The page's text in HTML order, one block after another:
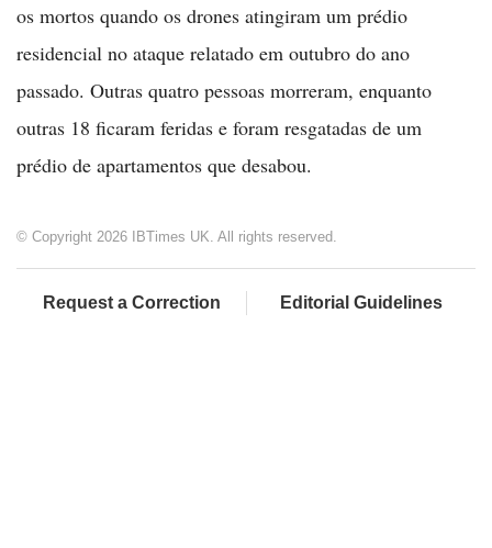
os mortos quando os drones atingiram um prédio
residencial no ataque relatado em outubro do ano
passado. Outras quatro pessoas morreram, enquanto
outras 18 ficaram feridas e foram resgatadas de um
prédio de apartamentos que desabou.
© Copyright 2026 IBTimes UK. All rights reserved.
Request a Correction Editorial Guidelines